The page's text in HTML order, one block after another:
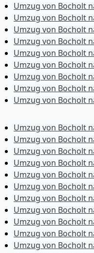
Umzug von Bocholt
Umzug von Bocholt
Umzug von Bocholt
Umzug von Bocholt
Umzug von Bocholt
Umzug von Bocholt
Umzug von Bocholt
Umzug von Bocholt
Umzug von Bocholt
Umzug von Bocholt
Umzug von Bocholt
Umzug von Bocholt
Umzug von Bocholt
Umzug von Bocholt
Umzug von Bocholt
Umzug von Bocholt
Umzug von Bocholt
Umzug von Bocholt
Umzug von Bocholt
Umzug von Bocholt